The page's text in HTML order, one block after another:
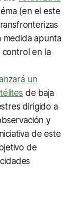
(en el este
medida apunta
control en la
un
de baja
dirigido a
y
de este
de